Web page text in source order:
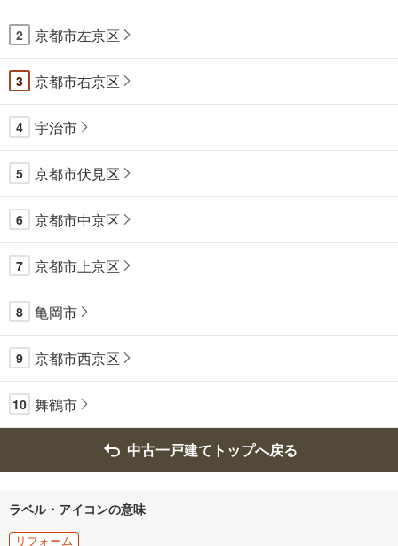
2 京都市左京区
3 京都市右京区
4 宇治市
5 京都市伏見区
6 京都市中京区
7 京都市上京区
8 亀岡市
9 京都市西京区
10 舞鶴市
中古一戸建てトップへ戻る
ラベル・アイコンの意味
リフォーム